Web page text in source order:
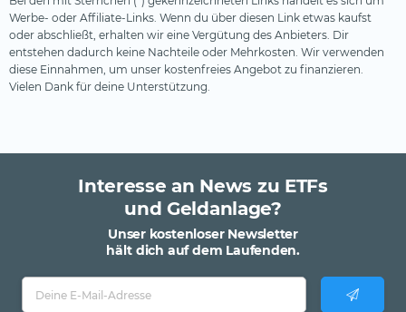
Werbe- oder Affiliate-Links. Wenn du über diesen Link etwas kaufst
oder abschließt, erhalten wir eine Vergütung des Anbieters. Dir
entstehen dadurch keine Nachteile oder Mehrkosten. Wir verwenden
diese Einnahmen, um unser kostenfreies Angebot zu finanzieren.
Vielen Dank für deine Unterstützung.
Interesse an News zu ETFs
und Geldanlage?
Unser kostenloser Newsletter
hält dich auf dem Laufenden.